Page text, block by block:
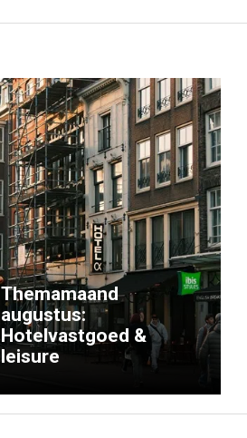
Themamaand
augustus:
Hotelvastgoed &
leisure